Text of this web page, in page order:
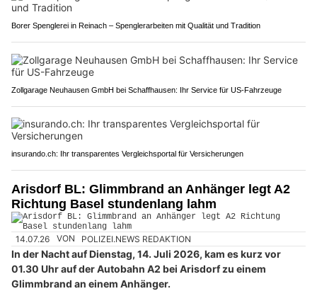
Borer Spenglerei in Reinach – Spenglerarbeiten mit Qualität und Tradition
Zollgarage Neuhausen GmbH bei Schaffhausen: Ihr Service für US-Fahrzeuge
insurando.ch: Ihr transparentes Vergleichsportal für Versicherungen
Arisdorf BL: Glimmbrand an Anhänger legt A2
Richtung Basel stundenlang lahm
14.07.26 VON POLIZEI.NEWS REDAKTION
In der Nacht auf Dienstag, 14. Juli 2026, kam es kurz vor
01.30 Uhr auf der Autobahn A2 bei Arisdorf zu einem
Glimmbrand an einem Anhänger.